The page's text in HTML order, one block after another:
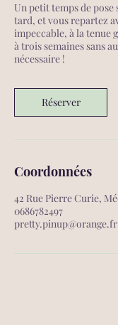
Un petit temps de pose
tard, et vous repartez
impeccable, à la tenue
à trois semaines sans
nécessaire !
Réserver
Coordonnées
42 Rue Pierre Curie,
0686782497
pretty.pinup@orange.fr